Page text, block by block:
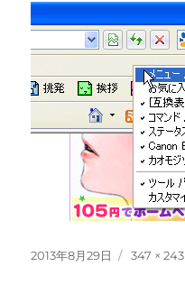
投
2013年8月29日
フ
347 × 243